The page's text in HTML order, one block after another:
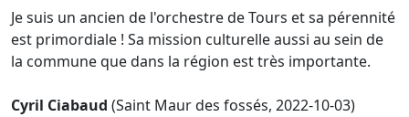
Je suis un ancien de l'orchestre de Tours et sa pérennité
est primordiale ! Sa mission culturelle aussi au sein de
la commune que dans la région est très importante.
Cyril Ciabaud (Saint Maur des fossés, 2022-10-03)